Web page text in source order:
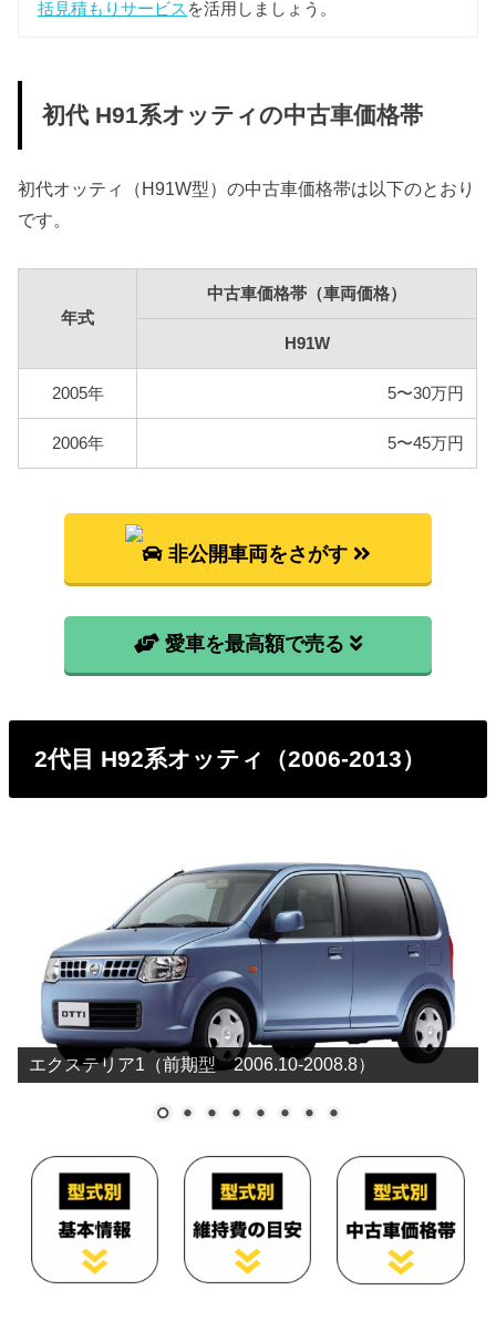
括見積もりサービス を活用しましょう。
初代 H91系オッティの中古車価格帯
初代オッティ（H91W型）の中古車価格帯は以下のとおり
です。
年式
中古車価格帯（車両価格）
H91W
2005年 5〜30万円
2006年 5〜45万円
非公開車両をさがす
愛車を最高額で売る
2代目 H92系オッティ（2006-2013）
エクステリア1（前期型 2006.10-2008.8）